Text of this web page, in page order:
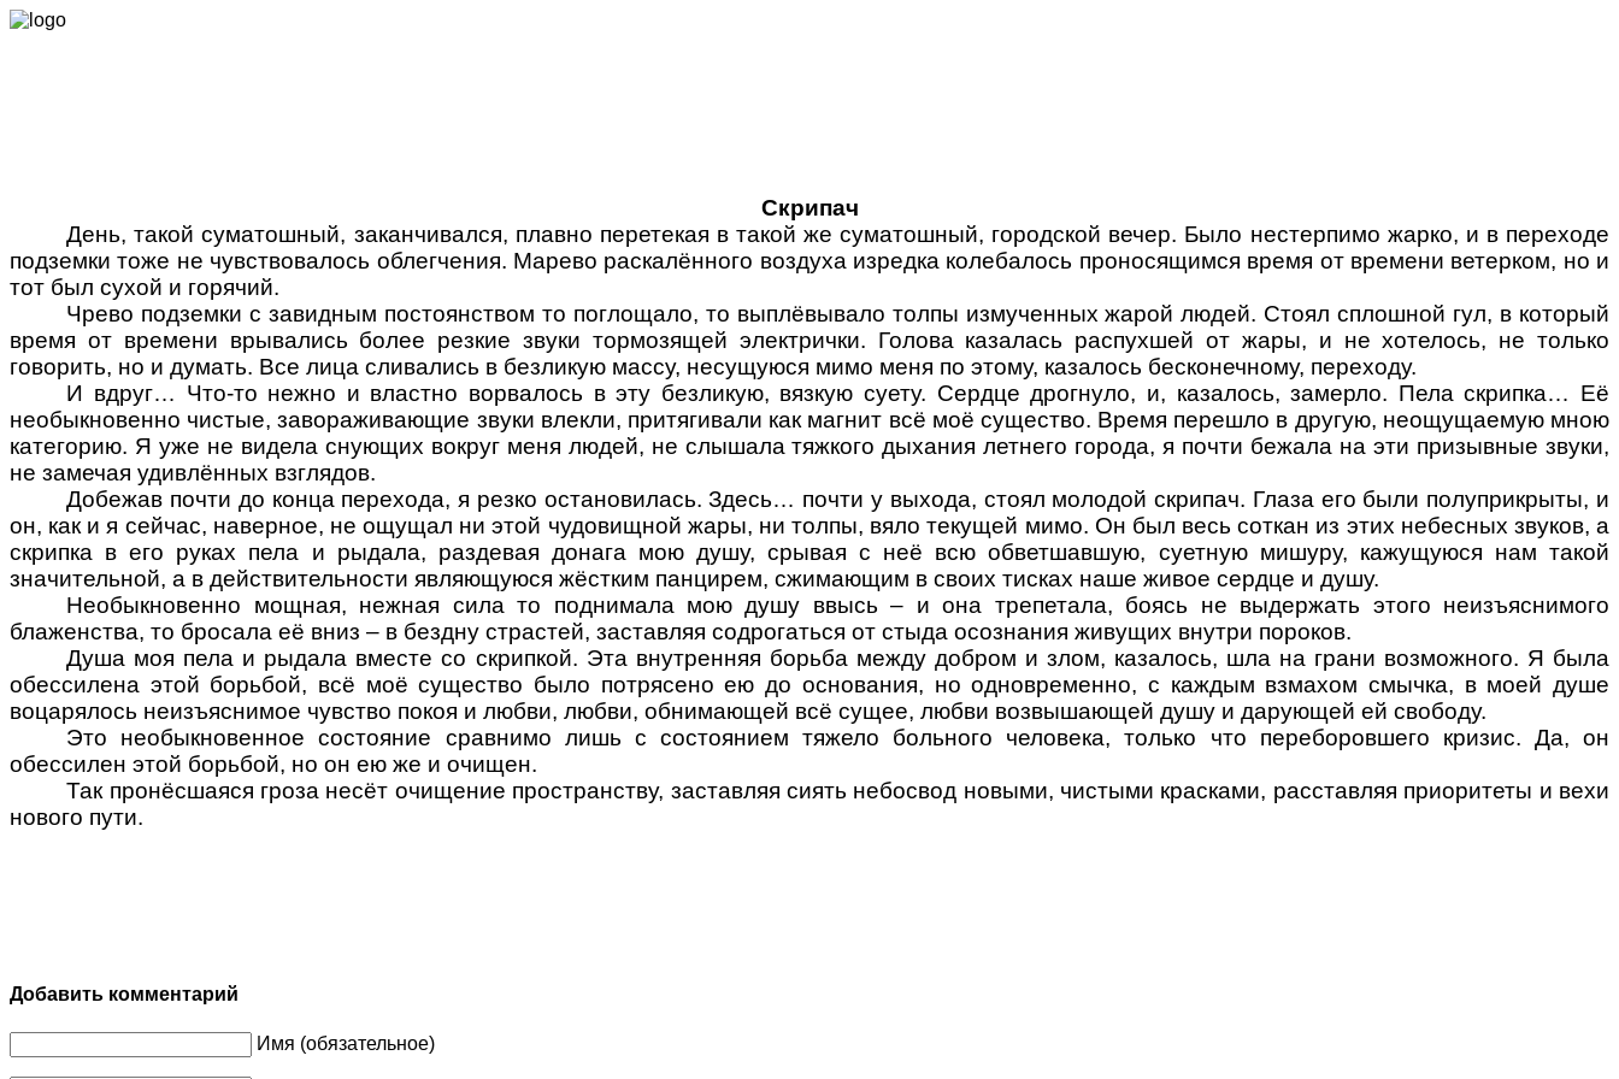
Скрипач
День, такой суматошный, заканчивался, плавно перетекая в такой же суматошный, городской вечер. Было нестерпимо жарко, и в переходе
подземки тоже не чувствовалось облегчения. Марево раскалённого воздуха изредка колебалось проносящимся время от времени ветерком, но и
тот был сухой и горячий.
Чрево подземки с завидным постоянством то поглощало, то выплёвывало толпы измученных жарой людей. Стоял сплошной гул, в который
время от времени врывались более резкие звуки тормозящей электрички. Голова казалась распухшей от жары, и не хотелось, не только
говорить, но и думать. Все лица сливались в безликую массу, несущуюся мимо меня по этому, казалось бесконечному, переходу.
И вдруг… Что-то нежно и властно ворвалось в эту безликую, вязкую суету. Сердце дрогнуло, и, казалось, замерло. Пела скрипка… Её
необыкновенно чистые, завораживающие звуки влекли, притягивали как магнит всё моё существо. Время перешло в другую, неощущаемую мною
категорию. Я уже не видела снующих вокруг меня людей, не слышала тяжкого дыхания летнего города, я почти бежала на эти призывные звуки,
не замечая удивлённых взглядов.
Добежав почти до конца перехода, я резко остановилась. Здесь… почти у выхода, стоял молодой скрипач. Глаза его были полуприкрыты, и
он, как и я сейчас, наверное, не ощущал ни этой чудовищной жары, ни толпы, вяло текущей мимо. Он был весь соткан из этих небесных звуков, а
скрипка в его руках пела и рыдала, раздевая донага мою душу, срывая с неё всю обветшавшую, суетную мишуру, кажущуюся нам такой
значительной, а в действительности являющуюся жёстким панцирем, сжимающим в своих тисках наше живое сердце и душу.
Необыкновенно мощная, нежная сила то поднимала мою душу ввысь – и она трепетала, боясь не выдержать этого неизъяснимого
блаженства, то бросала её вниз – в бездну страстей, заставляя содрогаться от стыда осознания живущих внутри пороков.
Душа моя пела и рыдала вместе со скрипкой. Эта внутренняя борьба между добром и злом, казалось, шла на грани возможного. Я была
обессилена этой борьбой, всё моё существо было потрясено ею до основания, но одновременно, с каждым взмахом смычка, в моей душе
воцарялось неизъяснимое чувство покоя и любви, любви, обнимающей всё сущее, любви возвышающей душу и дарующей ей свободу.
Это необыкновенное состояние сравнимо лишь с состоянием тяжело больного человека, только что переборовшего кризис. Да, он
обессилен этой борьбой, но он ею же и очищен.
Так пронёсшаяся гроза несёт очищение пространству, заставляя сиять небосвод новыми, чистыми красками, расставляя приоритеты и вехи
нового пути.
Добавить комментарий
Имя (обязательное)